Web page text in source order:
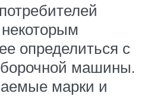
определиться с
машины.
марки и